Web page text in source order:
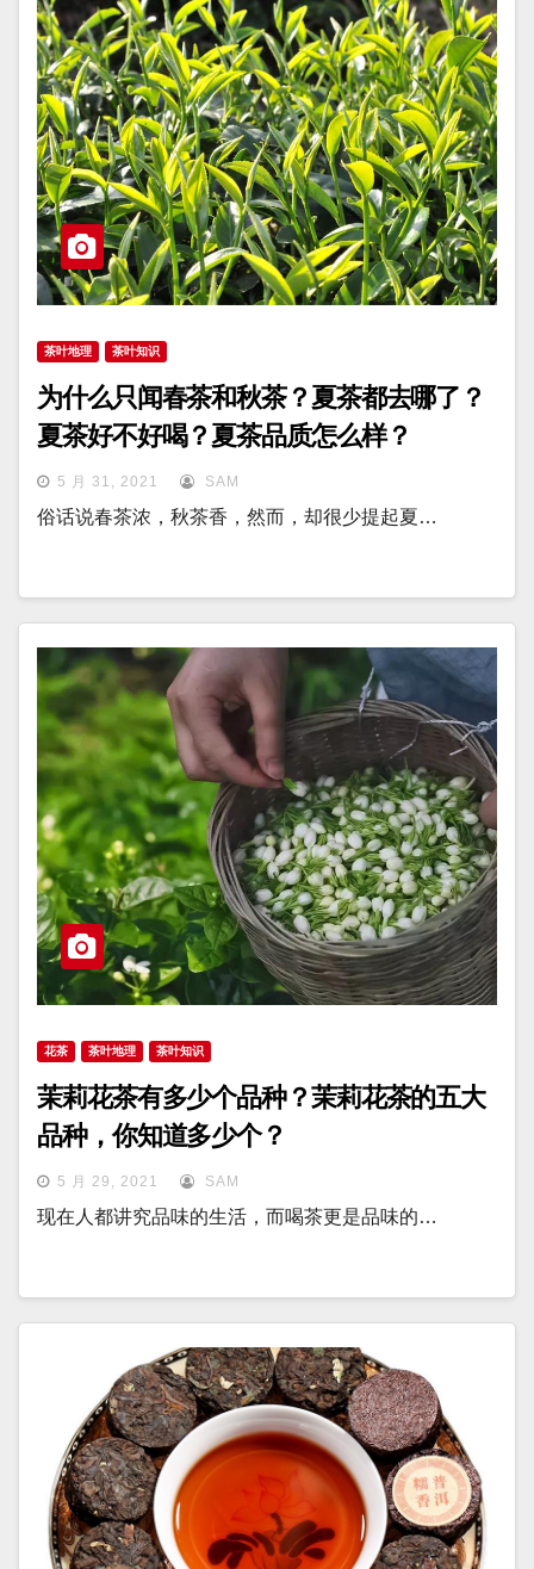
茶叶地理 茶叶知识
为什么只闻春茶和秋茶？夏茶都去哪了？
夏茶好不好喝？夏茶品质怎么样？
5 月 31, 2021 SAM
俗话说春茶浓，秋茶香，然而，却很少提起夏…
花茶 茶叶地理 茶叶知识
茉莉花茶有多少个品种？茉莉花茶的五大
品种，你知道多少个？
5 月 29, 2021 SAM
现在人都讲究品味的生活，而喝茶更是品味的…